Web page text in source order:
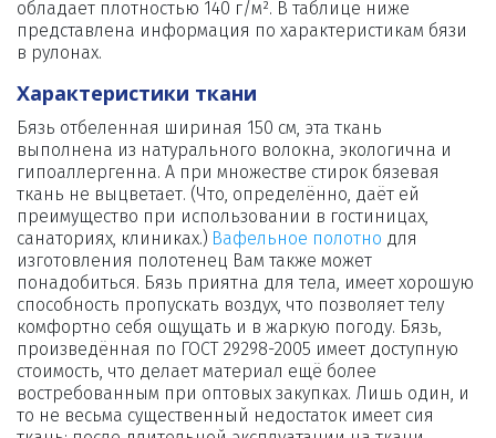
обладает плотностью 140 г/м². В таблице ниже
представлена информация по характеристикам бязи
в рулонах.
Характеристики ткани
Бязь отбеленная шириная 150 см, эта ткань
выполнена из натурального волокна, экологична и
гипоаллергенна. А при множестве стирок бязевая
ткань не выцветает. (Что, определённо, даёт ей
преимущество при использовании в гостиницах,
санаториях, клиниках.) Вафельное полотно для
изготовления полотенец Вам также может
понадобиться. Бязь приятна для тела, имеет хорошую
способность пропускать воздух, что позволяет телу
комфортно себя ощущать и в жаркую погоду. Бязь,
произведённая по ГОСТ 29298-2005 имеет доступную
стоимость, что делает материал ещё более
востребованным при оптовых закупках. Лишь один, и
то не весьма существенный недостаток имеет сия